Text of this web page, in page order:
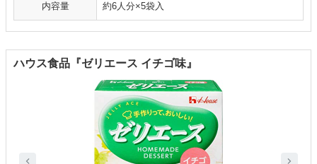
内容量 約6人分×5袋入
ハウス食品『ゼリエース イチゴ味』